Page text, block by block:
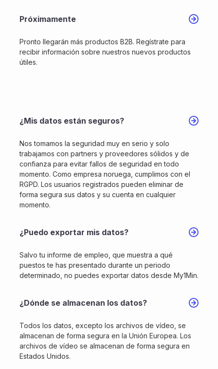
Próximamente
Pronto llegarán más productos B2B. Regístrate para
recibir información sobre nuestros nuevos productos
útiles.
¿Mis datos están seguros?
Nos tomamos la seguridad muy en serio y solo
trabajamos con partners y proveedores sólidos y de
confianza para evitar fallos de seguridad en todo
momento. Como empresa noruega, cumplimos con el
RGPD. Los usuarios registrados pueden eliminar de
forma segura sus datos y su cuenta en cualquier
momento.
¿Puedo exportar mis datos?
Salvo tu informe de empleo, que muestra a qué
puestos te has presentado durante un periodo
determinado, no puedes exportar datos desde My1Min.
¿Dónde se almacenan los datos?
Todos los datos, excepto los archivos de vídeo, se
almacenan de forma segura en la Unión Europea. Los
archivos de vídeo se almacenan de forma segura en
Estados Unidos.